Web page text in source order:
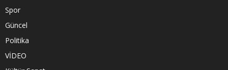
Spor
Güncel
Politika
VİDEO